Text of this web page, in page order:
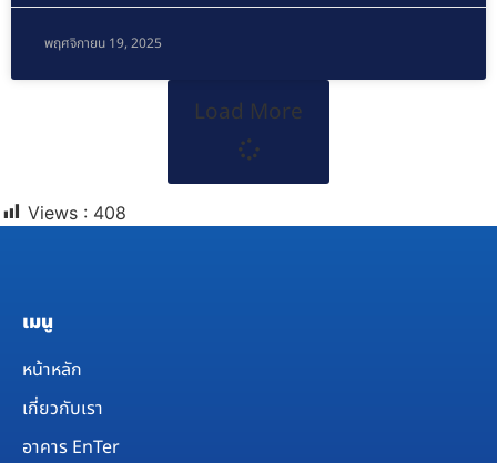
พฤศจิกายน 19, 2025
Load More
Views : 408
เมนู
หน้าหลัก
เกี่ยวกับเรา
อาคาร EnTer